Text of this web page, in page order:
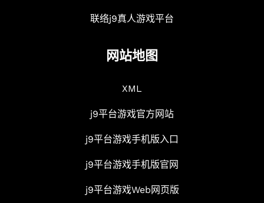
联络j9真人游戏平台
网站地图
XML
j9平台游戏官方网站
j9平台游戏手机版入口
j9平台游戏手机版官网
j9平台游戏Web网页版